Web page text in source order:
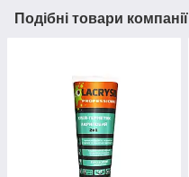
Подібні товари компанії